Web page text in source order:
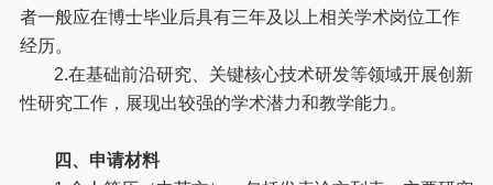
者一般应在博士毕业后具有三年及以上相关学术岗位工作
经历。
2.在基础前沿研究、关键核心技术研发等领域开展创新
性研究工作，展现出较强的学术潜力和教学能力。
四、申请材料